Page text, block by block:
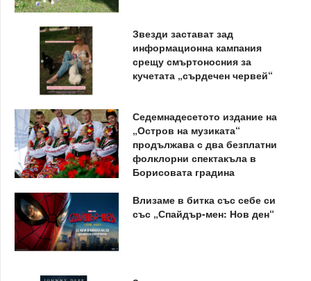
Звезди застават зад
информационна кампания
срещу смъртоносния за
кучетата „сърдечен червей“
Седемнадесетото издание на
„Остров на музиката“
продължава с два безплатни
фолклорни спектакъла в
Борисовата градина
Влизаме в битка със себе си
със „Спайдър-мен: Нов ден“